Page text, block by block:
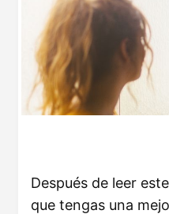
Después de leer
que tengas una